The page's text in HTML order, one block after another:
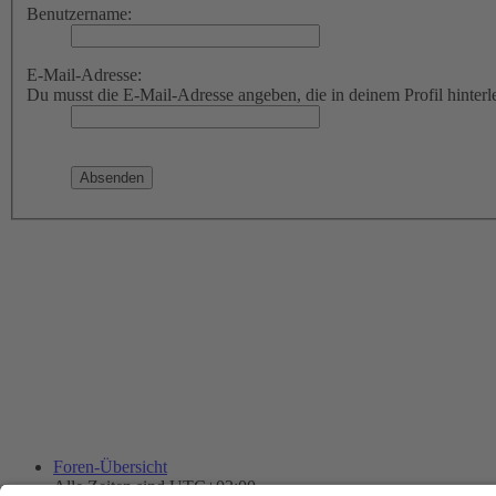
Benutzername:
E-Mail-Adresse:
Du musst die E-Mail-Adresse angeben, die in deinem Profil
Foren-Übersicht
Alle Zeiten sindUTC+02:00